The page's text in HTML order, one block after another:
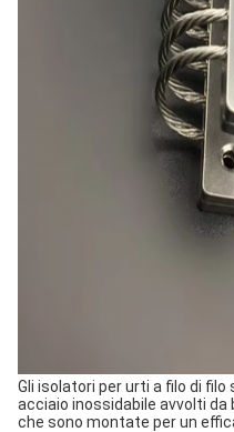
Gli isolatori per urti a filo di
acciaio inossidabile avvolti da
che sono montate per un